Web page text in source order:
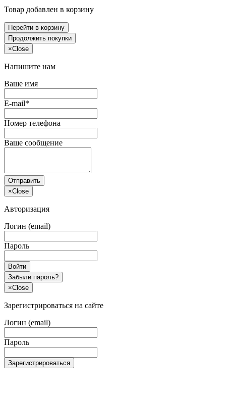
Товар добавлен в корзину
Перейти в корзину
Продолжить покупки
×Close
Напишите нам
Ваше имя
E-mail*
Номер телефона
Ваше сообщение
Отправить
×Close
Авторизация
Логин (email)
Пароль
Войти
Забыли пароль?
×Close
Зарегистрироваться на сайте
Логин (email)
Пароль
Зарегистрироваться